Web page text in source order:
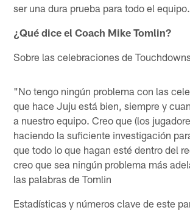
ser una dura prueba para todo el equipo.
¿Qué dice el Coach Mike Tomlin?
Sobre las celebraciones de
"No tengo ningún problema con las
que hace Juju está bien, siempre y
a nuestro equipo. Creo que (los
haciendo la suficiente investigación
que todo lo que hagan esté dentro del
creo que sea ningún problema más
las palabras de Tomlin
Estadísticas y números clave de este